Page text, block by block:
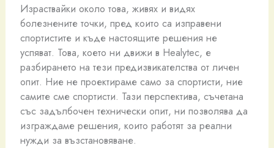
Израствайки около това, живях и видях
болезнените точки, пред които са изправени
спортистите и къде настоящите решения не
успяват. Това, което ни движи в Healytec, е
разбирането на тези предизвикателства от личен
опит. Ние не проектираме само за спортисти, ние
самите сме спортисти. Тази перспектива, съчетана
със задълбочен технически опит, ни позволява да
изграждаме решения, които работят за реални
нужди за възстановяване.